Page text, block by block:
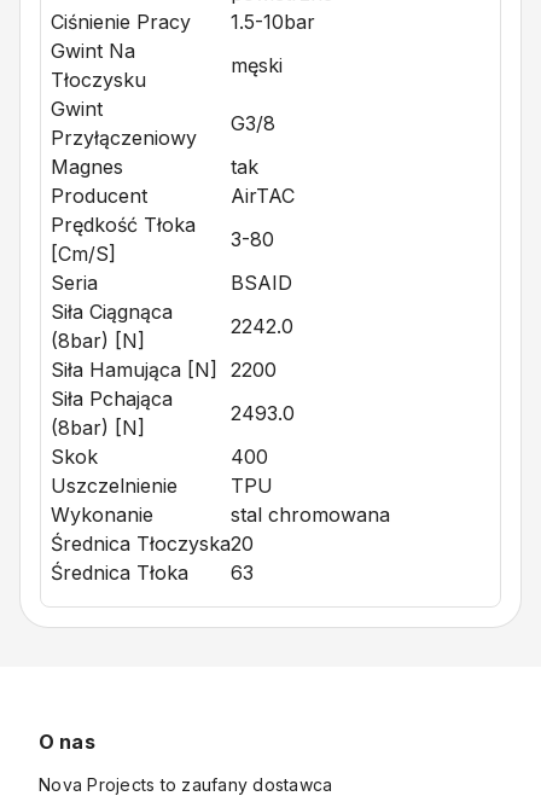
Ciśnienie Pracy
1.5-10bar
Gwint Na
Tłoczysku
męski
Gwint
Przyłączeniowy
G3/8
Magnes
tak
Producent
AirTAC
Prędkość Tłoka
[cm/s]
3-80
Seria
BSAID
Siła Ciągnąca
(8bar) [N]
2242.0
Siła Hamująca [N]
2200
Siła Pchająca
(8bar) [N]
2493.0
Skok
400
Uszczelnienie
TPU
Wykonanie
stal chromowana
Średnica Tłoczyska20
Średnica Tłoka
63
O nas
Nova Projects to zaufany dostawca